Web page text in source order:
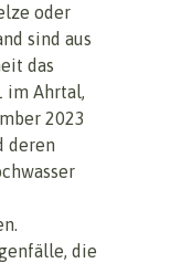
oder
sind aus
das
im Ahrtal,
2023
deren
die